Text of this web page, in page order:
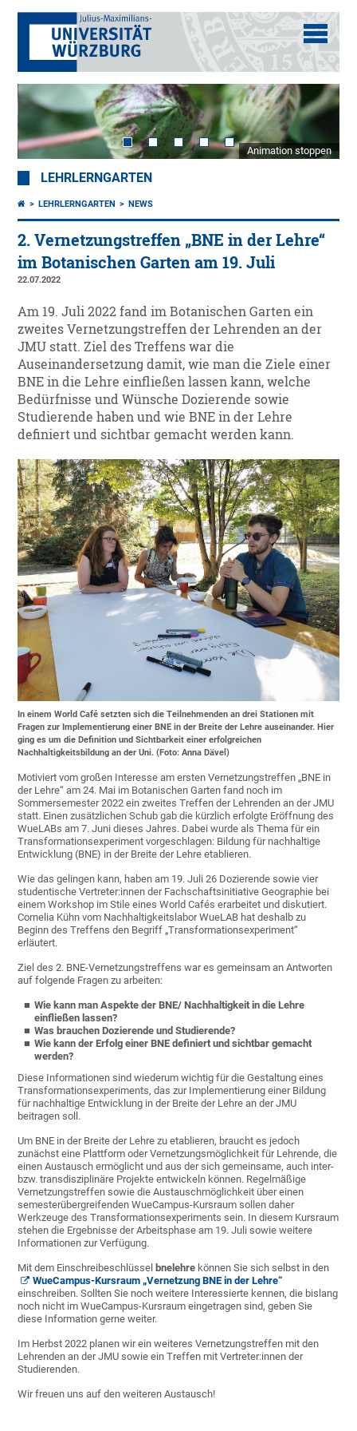
Animation stoppen
LEHRLERNGARTEN
LEHRLERNGARTEN NEWS
2. Vernetzungstreffen „BNE in der Lehre“
im Botanischen Garten am 19. Juli
22.07.2022
Am 19. Juli 2022 fand im Botanischen Garten ein
zweites Vernetzungstreffen der Lehrenden an der
JMU statt. Ziel des Treffens war die
Auseinandersetzung damit, wie man die Ziele einer
BNE in die Lehre einfließen lassen kann, welche
Bedürfnisse und Wünsche Dozierende sowie
Studierende haben und wie BNE in der Lehre
definiert und sichtbar gemacht werden kann.
In einem World Café setzten sich die Teilnehmenden an drei Stationen mit
Fragen zur Implementierung einer BNE in der Breite der Lehre auseinander. Hier
ging es um die Definition und Sichtbarkeit einer erfolgreichen
Nachhaltigkeitsbildung an der Uni. (Foto: Anna Dävel)
Motiviert vom großen Interesse am ersten Vernetzungstreffen „BNE in
der Lehre“ am 24. Mai im Botanischen Garten fand noch im
Sommersemester 2022 ein zweites Treffen der Lehrenden an der JMU
statt. Einen zusätzlichen Schub gab die kürzlich erfolgte Eröffnung des
WueLABs am 7. Juni dieses Jahres. Dabei wurde als Thema für ein
Transformationsexperiment vorgeschlagen: Bildung für nachhaltige
Entwicklung (BNE) in der Breite der Lehre etablieren.
Wie das gelingen kann, haben am 19. Juli 26 Dozierende sowie vier
studentische Vertreter:innen der Fachschaftsinitiative Geographie bei
einem Workshop im Stile eines World Cafés erarbeitet und diskutiert.
Cornelia Kühn vom Nachhaltigkeitslabor WueLAB hat deshalb zu
Beginn des Treffens den Begriff „Transformationsexperiment“
erläutert.
Ziel des 2. BNE-Vernetzungstreffens war es gemeinsam an Antworten
auf folgende Fragen zu arbeiten:
Wie kann man Aspekte der BNE/ Nachhaltigkeit in die Lehre
einfließen lassen?
Was brauchen Dozierende und Studierende?
Wie kann der Erfolg einer BNE definiert und sichtbar gemacht
werden?
Diese Informationen sind wiederum wichtig für die Gestaltung eines
Transformationsexperiments, das zur Implementierung einer Bildung
für nachhaltige Entwicklung in der Breite der Lehre an der JMU
beitragen soll.
Um BNE in der Breite der Lehre zu etablieren, braucht es jedoch
zunächst eine Plattform oder Vernetzungsmöglichkeit für Lehrende, die
einen Austausch ermöglicht und aus der sich gemeinsame, auch inter-
bzw. transdisziplinäre Projekte entwickeln können. Regelmäßige
Vernetzungstreffen sowie die Austauschmöglichkeit über einen
semesterübergreifenden WueCampus-Kursraum sollen daher
Werkzeuge des Transformationsexperiments sein. In diesem Kursraum
stehen die Ergebnisse der Arbeitsphase am 19. Juli sowie weitere
Informationen zur Verfügung.
Mit dem Einschreibeschlüssel bnelehre können Sie sich selbst in den
WueCampus-Kursraum „Vernetzung BNE in der Lehre“
einschreiben. Sollten Sie noch weitere Interessierte kennen, die bislang
noch nicht im WueCampus-Kursraum eingetragen sind, geben Sie
diese Information gerne weiter.
Im Herbst 2022 planen wir ein weiteres Vernetzungstreffen mit den
Lehrenden an der JMU sowie ein Treffen mit Vertreter:innen der
Studierenden.
Wir freuen uns auf den weiteren Austausch!